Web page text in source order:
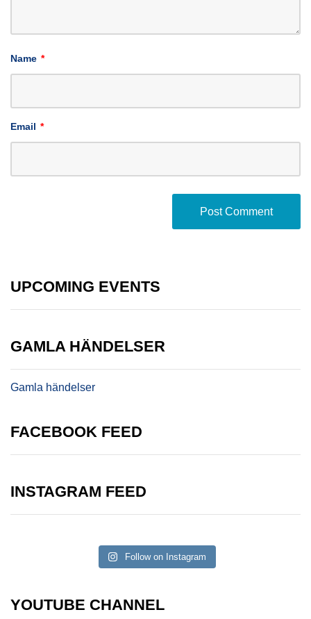
Name *
Email *
UPCOMING EVENTS
GAMLA HÄNDELSER
Gamla händelser
FACEBOOK FEED
INSTAGRAM FEED
Follow on Instagram
YOUTUBE CHANNEL